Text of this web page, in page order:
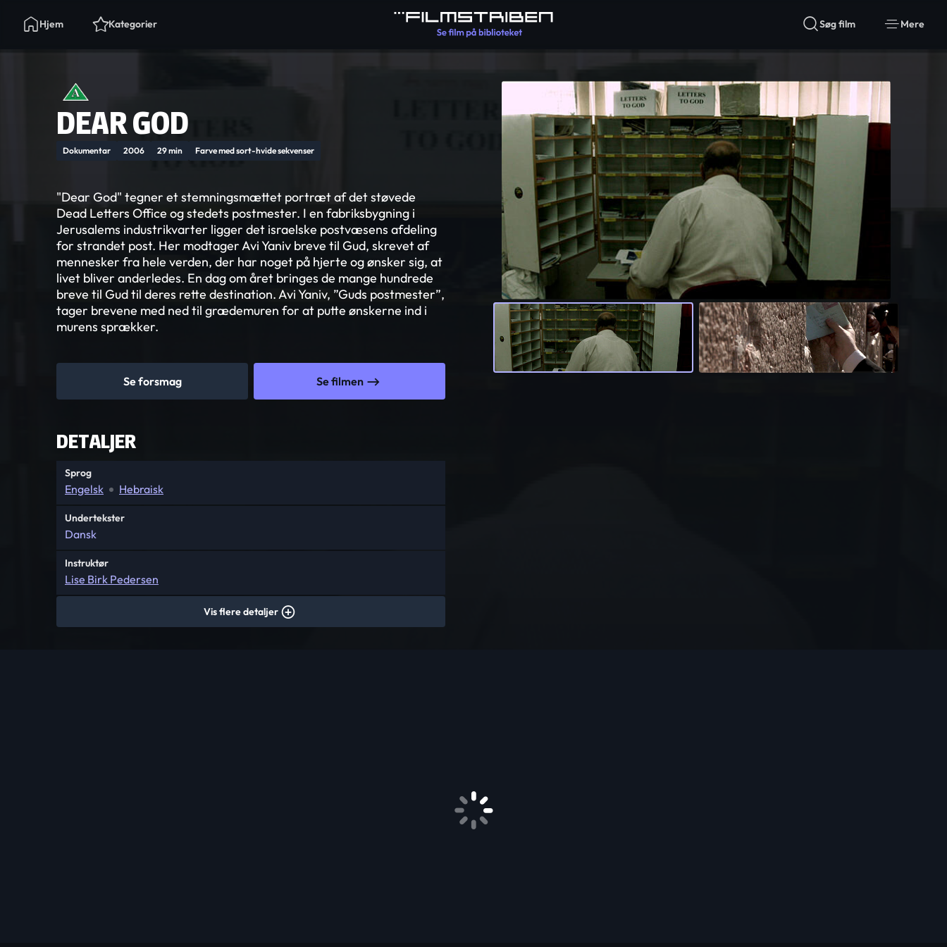
Hjem Kategorier Søg film Mere
DEAR GOD
Dokumentar 2006 29 min Farve med sort-hvide sekvenser
"Dear God" tegner et stemningsmættet portræt af det støvede
Dead Letters Office og stedets postmester. I en fabriksbygning i
Jerusalems industrikvarter ligger det israelske postvæsens afdeling
for strandet post. Her modtager Avi Yaniv breve til Gud, skrevet af
mennesker fra hele verden, der har noget på hjerte og ønsker sig, at
livet bliver anderledes. En dag om året bringes de mange hundrede
breve til Gud til deres rette destination. Avi Yaniv, ”Guds postmester”,
tager brevene med ned til grædemuren for at putte ønskerne ind i
murens sprækker.
Se forsmag Se filmen
DETALJER
Sprog
Engelsk Hebraisk
Undertekster
Dansk
Instruktør
Lise Birk Pedersen
Vis flere detaljer